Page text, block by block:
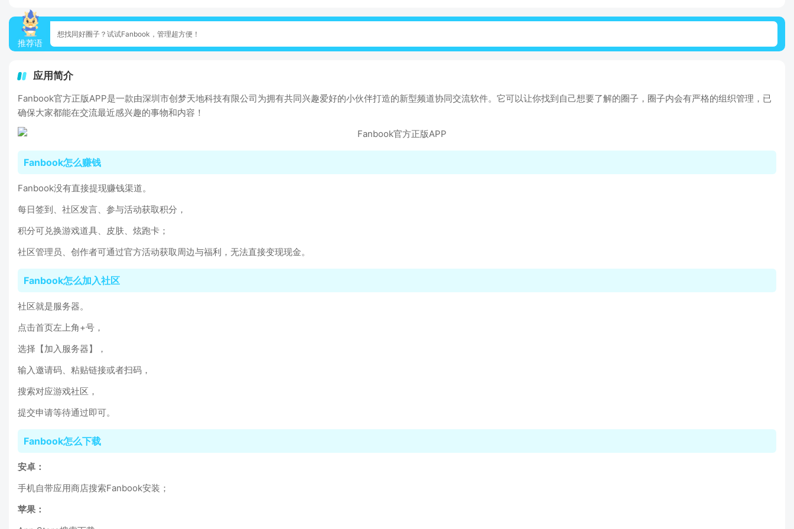
推荐语
想找同好圈子？试试Fanbook，管理超方便！
应用简介
Fanbook官方正版APP是一款由深圳市创梦天地科技有限公司为拥有共同兴趣爱好的小伙伴打造的新型频道协同交流软件。它可以让你找到自己想要了解的圈子，圈子内会有严格的组织管理，已
确保大家都能在交流最近感兴趣的事物和内容！
Fanbook怎么赚钱
Fanbook没有直接提现赚钱渠道。
每日签到、社区发言、参与活动获取积分，
积分可兑换游戏道具、皮肤、炫跑卡；
社区管理员、创作者可通过官方活动获取周边与福利，无法直接变现现金。
Fanbook怎么加入社区
社区就是服务器。
点击首页左上角+号，
选择【加入服务器】，
输入邀请码、粘贴链接或者扫码，
搜索对应游戏社区，
提交申请等待通过即可。
Fanbook怎么下载
安卓：
手机自带应用商店搜索Fanbook安装；
苹果：